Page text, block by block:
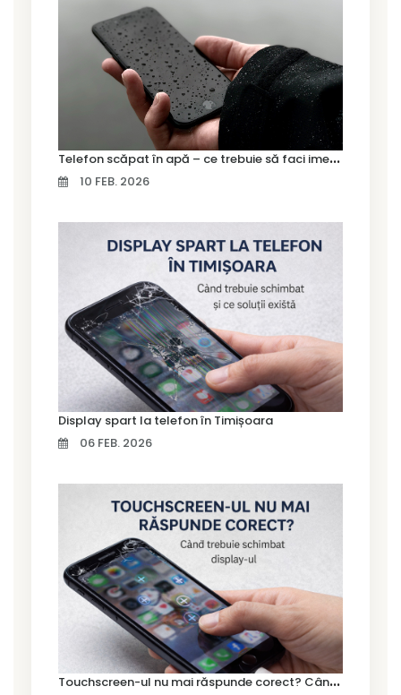
T
elefon scăpat în apă – ce trebuie să faci imediat și ce greșeli să eviți
10 FEB. 2026
Display spart la telefon în Timișoara
06 FEB. 2026
T
ouchscreen-ul nu mai răspunde corect? Când trebuie schimbat display-ul